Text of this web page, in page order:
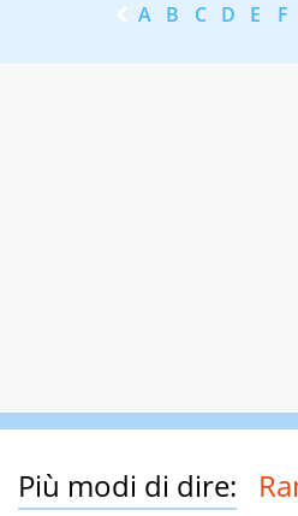
A B C D E F
Più modi di dire: